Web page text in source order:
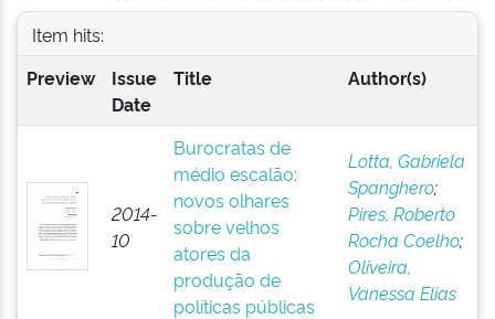
Item hits:
Preview
Issue
Date
Title Author(s)
2014-
10
Burocratas de
médio escalão:
novos olhares
sobre velhos
atores da
produção de
políticas públicas
Lotta, Gabriela
Spanghero;
Pires, Roberto
Rocha Coelho;
Oliveira,
Vanessa Elias